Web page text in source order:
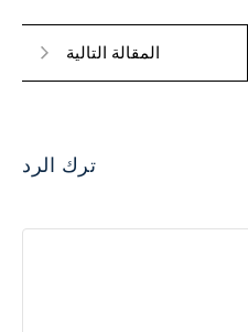
المقالة التالية
ترك الرد